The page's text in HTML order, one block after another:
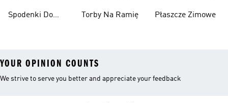
Spodenki Do
Torby Na Ramię Płaszcze Zimowe
YOUR OPINION COUNTS
We strive to serve you better and appreciate your feedback